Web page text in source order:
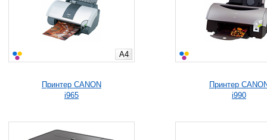
A4
Принтер CANON
i965
Принтер
i990